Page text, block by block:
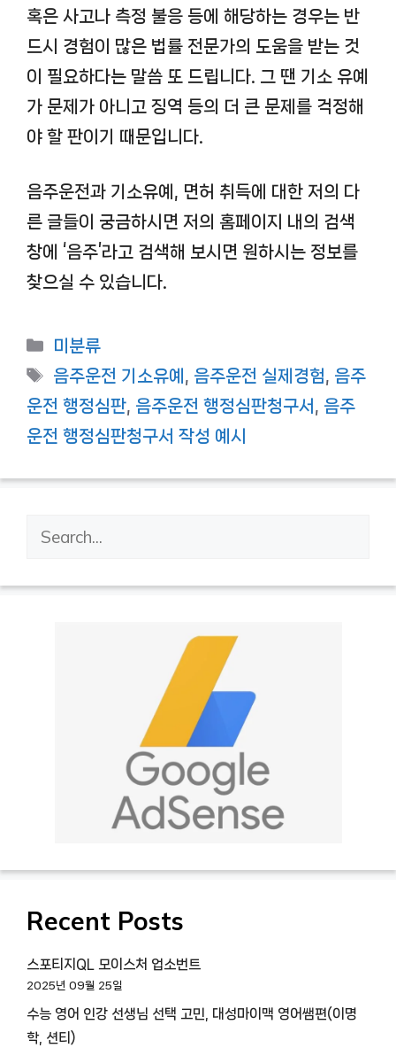
혹은 사고나 측정 불응 등에 해당하는 경우는 반
드시 경험이 많은 법률 전문가의 도움을 받는 것
이 필요하다는 말씀 또 드립니다. 그 땐 기소 유예
가 문제가 아니고 징역 등의 더 큰 문제를 걱정해
야 할 판이기 때문입니다.
음주운전과 기소유예, 면허 취득에 대한 저의 다
른 글들이 궁금하시면 저의 홈페이지 내의 검색
창에 ‘음주’라고 검색해 보시면 원하시는 정보를
찾으실 수 있습니다.
카
테
리
미분류
태
그
음주운전 기소유예 , 음주운전 실제경험, 음주
운전 행정심판, 음주운전 행정심판청구서 , 음주
운전 행정심판청구서 작성 예시
Recent Posts
스포티지QL 모이스처 업소번트
2025년 09월 25일
수능 영어 인강 선생님 선택 고민, 대성마이맥 영어쌤편(이명
학, 션티)